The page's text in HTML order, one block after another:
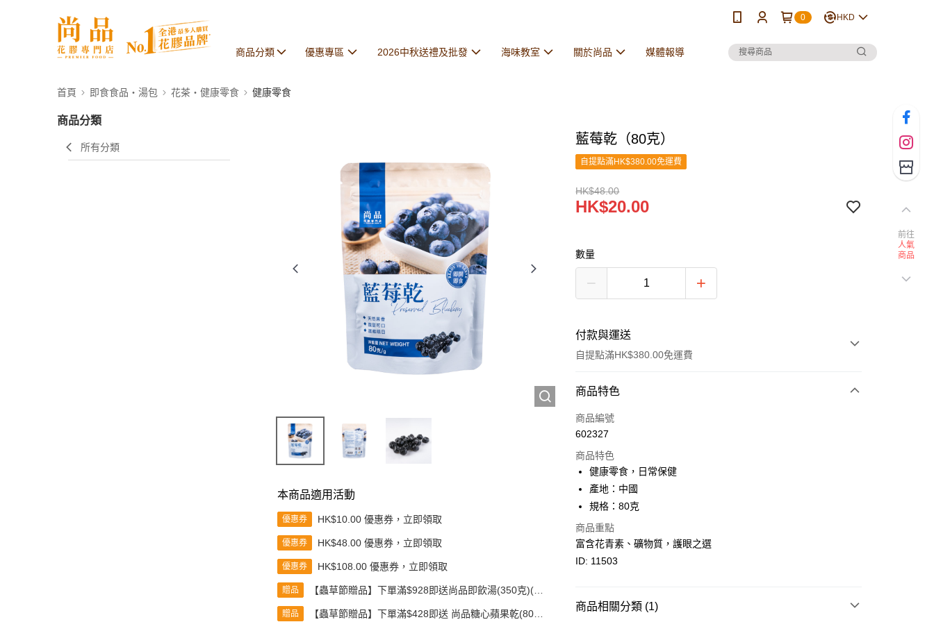
0 HKD
商品分類 優惠專區 2026中秋送禮及批發 海味教室 關於尚品 媒體報導
首頁 即食食品・湯包 花茶・健康零食 健康零食
商品分類
所有分類
本商品適用活動
優惠券 HK$10.00 優惠券，立即領取
優惠券 HK$48.00 優惠券，立即領取
優惠券 HK$108.00 優惠券，立即領取
贈品
【蟲草節贈品】下單滿$928即送尚品即飲湯(350克)(款
贈品
【蟲草節贈品】下單滿$428即送 尚品糖心蘋果乾(80
藍莓乾（80克）
自提點滿HK$380.00免運費
HK$48.00
HK$20.00
數量
付款與運送
自提點滿HK$380.00免運費
付款方式
信用卡
Google Pay
AlipayHK
WeChat Pay
相關說明
商品特色
商品編號
602327
商品特色
健康零食，日常保健
產地：中國
規格：80克
商品重點
富含花青素、礦物質，護眼之選
ID: 11503
商品相關分類 (1)
前往
人氣
商品